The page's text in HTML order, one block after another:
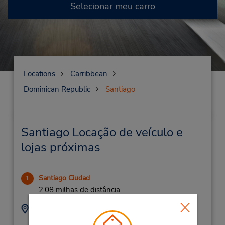
Selecionar meu carro
Locations
Carribbean
Dominican Republic
Santiago
Santiago Locação de veículo e
lojas próximas
1 Santiago Ciudad
2.08 milhas de distância
Endereço:
Km 2 Ave Juan Pablo